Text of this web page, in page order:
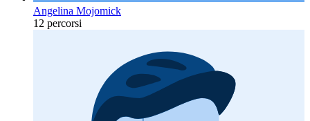
Angelina Mojomick
12 percorsi